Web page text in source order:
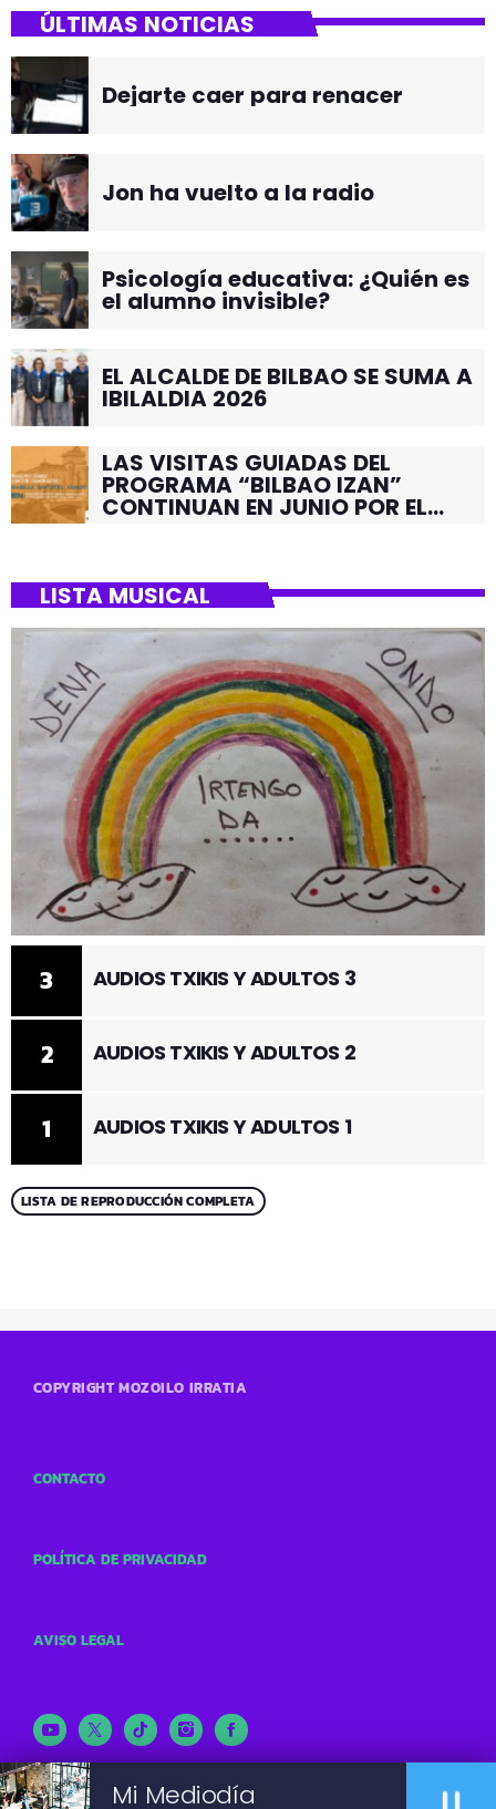
ÚLTIMAS NOTICIAS
Dejarte caer para renacer
Jon ha vuelto a la radio
Psicología educativa: ¿Quién es
el alumno invisible?
EL ALCALDE DE BILBAO SE SUMA A
IBILALDIA 2026
LAS VISITAS GUIADAS DEL
PROGRAMA “BILBAO IZAN”
CONTINUAN EN JUNIO POR EL
LISTA MUSICAL
1 AUDIOS TXIKIS Y ADULTOS 1
2 AUDIOS TXIKIS Y ADULTOS 2
3 AUDIOS TXIKIS Y ADULTOS 3
LISTA DE REPRODUCCIÓN COMPLETA
Mi Mediodía
COPYRIGHT MOZOILO IRRATIA
CONTACTO
POLÍTICA DE PRIVACIDAD
AVISO LEGAL